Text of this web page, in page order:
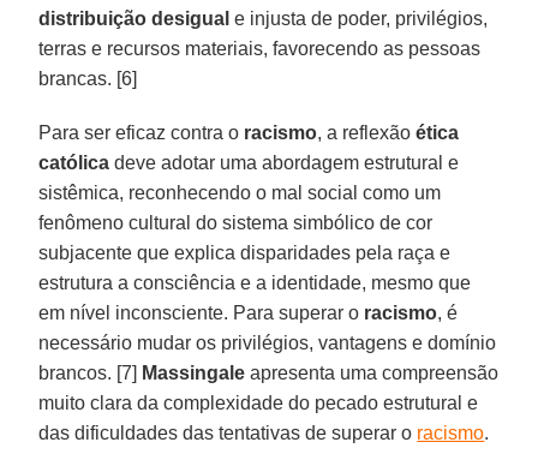
distribuição desigual e injusta de poder, privilégios,
terras e recursos materiais, favorecendo as pessoas
brancas. [6]
Para ser eficaz contra o racismo, a reflexãoética
católica deve adotar uma abordagem estrutural e
sistêmica, reconhecendo o mal social como um
fenômeno cultural do sistema simbólico de cor
subjacente que explica disparidades pela raça e
estrutura a consciência e a identidade, mesmo que
em nível inconsciente. Para superar o racismo, é
necessário mudar os privilégios, vantagens e domínio
brancos. [7] Massingale apresenta uma compreensão
muito clara da complexidade do pecado estrutural e
das dificuldades das tentativas de superar o racismo.